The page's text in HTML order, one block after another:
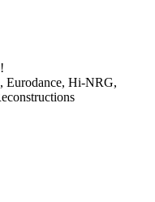
Eurodance, Hi-NRG,